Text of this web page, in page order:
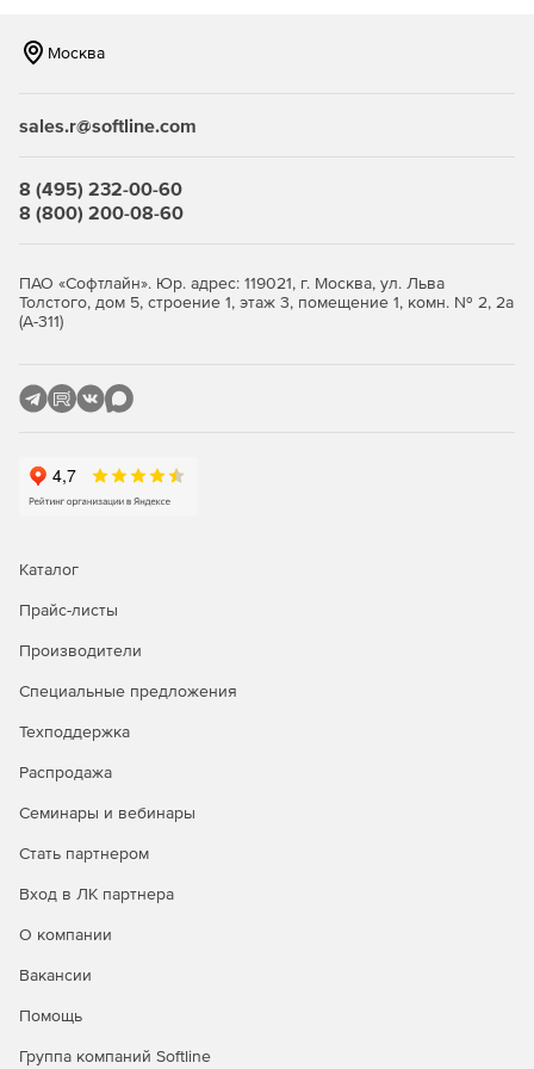
Москва
sales.r@softline.com
8 (495) 232-00-60
8 (800) 200-08-60
ПАО «Софтлайн». Юр. адрес: 119021, г. Москва, ул. Льва
Толстого, дом 5, строение 1, этаж 3, помещение 1, комн. № 2, 2а
(А-311)
Каталог
Прайс-листы
Производители
Специальные предложения
Техподдержка
Распродажа
Семинары и вебинары
Стать партнером
Вход в ЛК партнера
О компании
Вакансии
Помощь
Группа компаний Softline